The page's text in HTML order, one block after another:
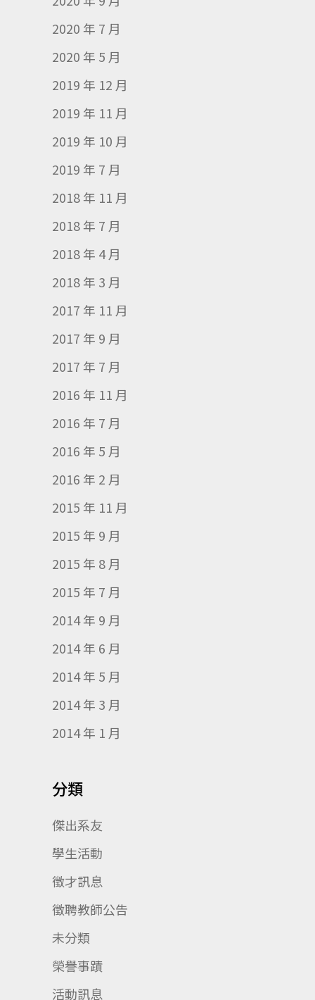
2020 年 7 月
2020 年 5 月
2019 年 12 月
2019 年 11 月
2019 年 10 月
2019 年 7 月
2018 年 11 月
2018 年 7 月
2018 年 4 月
2018 年 3 月
2017 年 11 月
2017 年 9 月
2017 年 7 月
2016 年 11 月
2016 年 7 月
2016 年 5 月
2016 年 2 月
2015 年 11 月
2015 年 9 月
2015 年 8 月
2015 年 7 月
2014 年 9 月
2014 年 6 月
2014 年 5 月
2014 年 3 月
2014 年 1 月
分類
傑出系友
學生活動
徵才訊息
徵聘教師公告
未分類
榮譽事蹟
活動訊息